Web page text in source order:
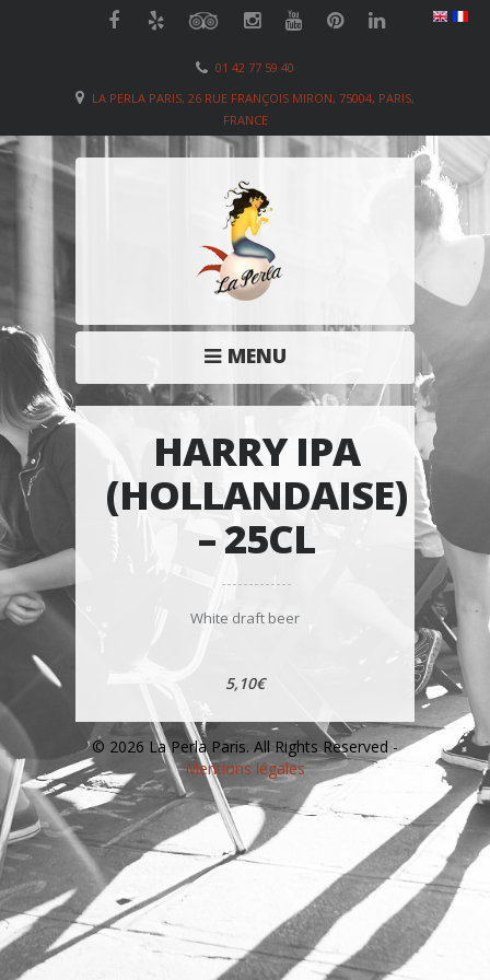
01 42 77 59 40
LA PERLA PARIS, 26 RUE FRANÇOIS MIRON, 75004, PARIS,
FRANCE
MENU
HARRY IPA
(HOLLANDAISE)
– 25CL
White draft beer
5,10€
© 2026 La Perla Paris. All Rights Reserved -
Mentions légales